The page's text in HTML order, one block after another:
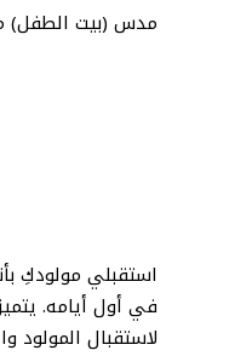
مدس (بيت الطفل)
استقبلي مولودكِ
في أول أيامه.
لاستقبال المولود